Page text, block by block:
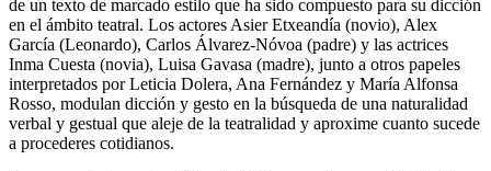
de un texto de marcado estilo que ha sido compuesto para su dicción
en el ámbito teatral. Los actores Asier Etxeandía (novio), Alex
García (Leonardo), Carlos Álvarez-Nóvoa (padre) y las actrices
Inma Cuesta (novia), Luisa Gavasa (madre), junto a otros papeles
interpretados por Leticia Dolera, Ana Fernández y María Alfonsa
Rosso, modulan dicción y gesto en la búsqueda de una naturalidad
verbal y gestual que aleje de la teatralidad y aproxime cuanto sucede
a procederes cotidianos.